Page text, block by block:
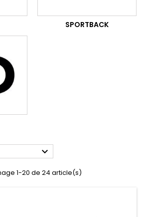
SPORTBACK

1-20 de 24 article(s)